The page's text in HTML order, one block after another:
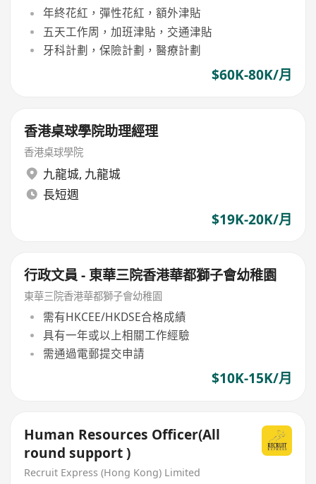
年終花紅，彈性花紅，額外津貼
五天工作周，加班津貼，交通津貼
牙科計劃，保險計劃，醫療計劃
$60K-80K/月
香港桌球學院助理經理
香港桌球學院
九龍城, 九龍城
長短週
$19K-20K/月
行政文員 - 東華三院香港華都獅子會幼稚園
東華三院香港華都獅子會幼稚園
需有HKCEE/HKDSE合格成績
具有一年或以上相關工作經驗
需通過電郵提交申請
$10K-15K/月
Human Resources Officer(All
round support )
Recruit Express (Hong Kong) Limited